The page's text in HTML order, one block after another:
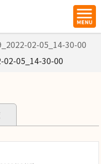
02-05_14-30-00
02-05_14-30-00